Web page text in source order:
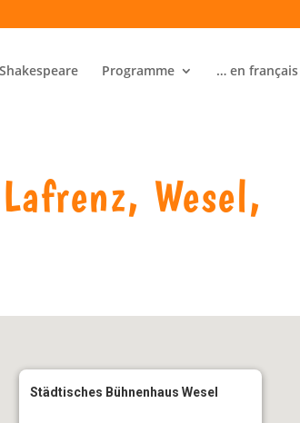
Shakespeare Programme … en français
Wesel,
Städtisches Bühnenhaus Wesel